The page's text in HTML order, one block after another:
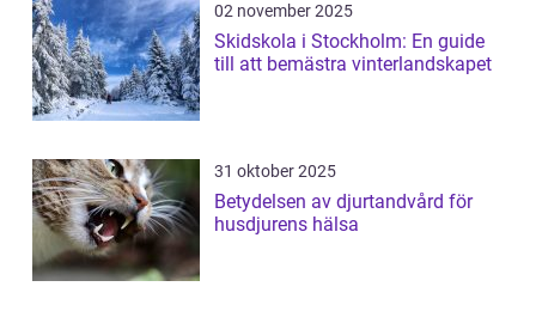
02 november 2025
Skidskola i Stockholm: En guide
till att bemästra vinterlandskapet
31 oktober 2025
Betydelsen av djurtandvård för
husdjurens hälsa